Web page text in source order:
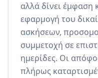
αλλά δίνει έμφαση
εφαρμογή του
ασκήσεων,
συμμετοχή σε
ημερίδες. Οι
πλήρως